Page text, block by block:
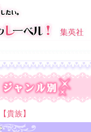
【貴族】